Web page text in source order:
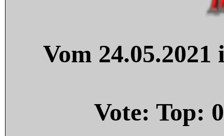
Vom
Vote: Top: 0